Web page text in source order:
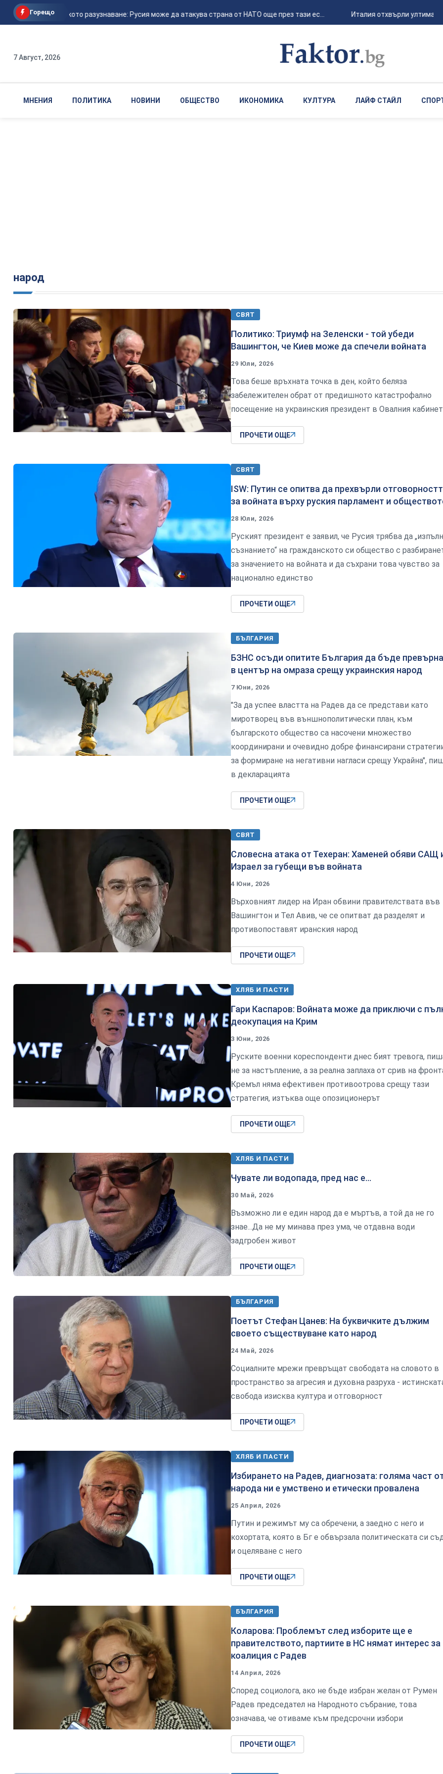
Горещо
Американското разузнаване: Русия може да атакува страна от НАТО още през тази ес... Италия отхвърли
7 Август, 2026
МНЕНИЯ ПОЛИТИКА НОВИНИ ОБЩЕСТВО ИКОНОМИКА КУЛТУРА ЛАЙФ СТАЙЛ
народ
СВЯТ
Политико: Триумф на Зеленски - той убеди
Вашингтон, че Киев може да спечели войната
29 Юли, 2026
Това беше връхната точка в ден, който беляза
забележителен обрат от предишното катастрофално
посещение на украинския президент в Овалния кабинет
ПРОЧЕТИ ОЩЕ
СВЯТ
ISW: Путин се опитва да прехвърли
за войната върху руския парламент и
28 Юли, 2026
Руският президент е заявил, че Русия трябва да
съзнанието“ на гражданското си общество с
за значението на войната и да съхрани това чувство за
национално единство
ПРОЧЕТИ ОЩЕ
БЪЛГАРИЯ
БЗНС осъди опитите България да бъде
в център на омраза срещу украинския народ
7 Юни, 2026
"За да успее властта на Радев да се представи като
миротворец във външнополитически план, към
българското общество са насочени множество
координирани и очевидно добре финансирани
за формиране на негативни нагласи срещу Украйна",
в декларацията
ПРОЧЕТИ ОЩЕ
СВЯТ
Словесна атака от Техеран: Хаменей обяви САЩ
Израел за губещи във войната
4 Юни, 2026
Върховният лидер на Иран обвини правителствата във
Вашингтон и Тел Авив, че се опитват да разделят и
противопоставят иранския народ
ПРОЧЕТИ ОЩЕ
ХЛЯБ И ПАСТИ
Гари Каспаров: Войната може да приключи с
деокупация на Крим
3 Юни, 2026
Руските военни кореспонденти днес бият тревога,
не за настъпление, а за реална заплаха от срив на
Кремъл няма ефективен противоотрова срещу тази
стратегия, изтъква още опозиционерът
ПРОЧЕТИ ОЩЕ
ХЛЯБ И ПАСТИ
Чувате ли водопада, пред нас е...
30 Май, 2026
Възможно ли е един народ да е мъртъв, а той да не го
знае...Да не му минава през ума, че отдавна води
задгробен живот
ПРОЧЕТИ ОЩЕ
БЪЛГАРИЯ
Поетът Стефан Цанев: На буквичките дължим
своето съществуване като народ
24 Май, 2026
Социалните мрежи превръщат свободата на словото в
пространство за агресия и духовна разруха -
свобода изисква култура и отговорност
ПРОЧЕТИ ОЩЕ
ХЛЯБ И ПАСТИ
Избирането на Радев, диагнозата: голяма част
народа ни е умствено и етически провалена
25 Април, 2026
Путин и режимът му са обречени, а заедно с него и
кохортата, която в Бг е обвързала политическата си
и оцеляване с него
ПРОЧЕТИ ОЩЕ
БЪЛГАРИЯ
Коларова: Проблемът след изборите ще е
правителството, партиите в НС нямат интерес за
коалиция с Радев
14 Април, 2026
Според социолога, ако не бъде избран желан от Румен
Радев председател на Народното събрание, това
означава, че отиваме към предсрочни избори
ПРОЧЕТИ ОЩЕ